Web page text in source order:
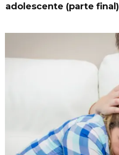
adolescente (parte final)